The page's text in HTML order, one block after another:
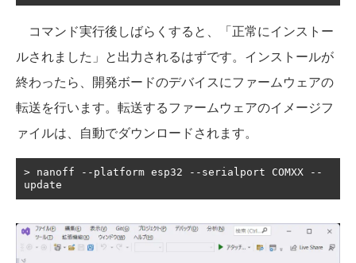
コマンド実行後しばらくすると、「正常にインストー
ルされました」と出力されるはずです。インストールが
終わったら、開発ボードのデバイスにファームウェアの
転送を行います。転送するファームウェアのイメージフ
ァイルは、自動でダウンロードされます。
> nanoff -- platform esp32 -- serialport COMXX
--
update